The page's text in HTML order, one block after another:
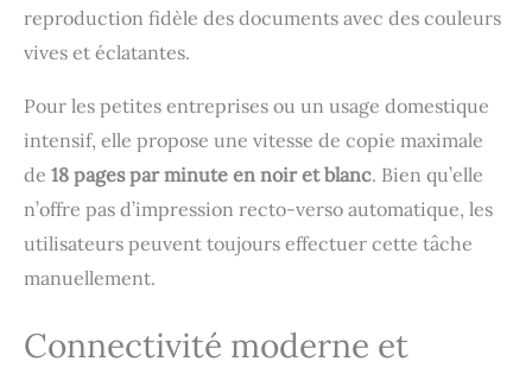
magenta) ; guide de
imprimantes hp color
laserjet pro série 3300
utilisent les nouveaux
toners hp terrajet : hp
219a noir, hp 219a cyan,
jaune et magenta, hp
dynamique, qui pourrait
être périodiquement mis
reproduction fidèle des documents avec des couleurs
vives et éclatantes.
Pour les petites entreprises ou un usage domestique
intensif, elle propose une vitesse de copie maximale
de 18 pages par minute en noir et blanc. Bien qu’elle
n’offre pas d’impression recto-verso automatique, les
utilisateurs peuvent toujours effectuer cette tâche
manuellement.
Connectivité moderne et